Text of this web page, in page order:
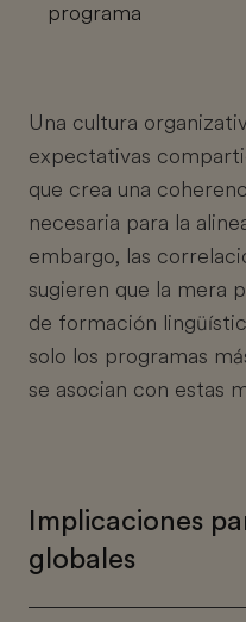
programa
Una cultura
expectativas
que crea una
necesaria para la
embargo, las
sugieren que la mera
de formación
solo los programas
se asocian con estas
Implicaciones
globales